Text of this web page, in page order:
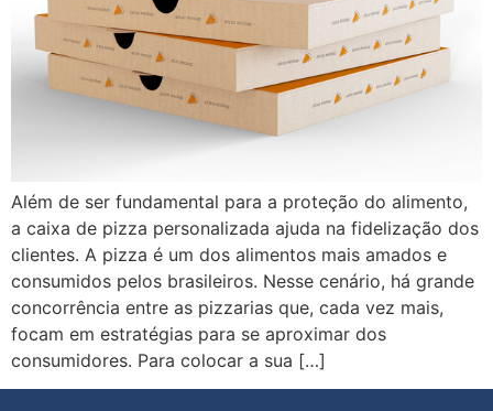
Além de ser fundamental para a proteção do alimento,
a caixa de pizza personalizada ajuda na fidelização dos
clientes. A pizza é um dos alimentos mais amados e
consumidos pelos brasileiros. Nesse cenário, há grande
concorrência entre as pizzarias que, cada vez mais,
focam em estratégias para se aproximar dos
consumidores. Para colocar a sua […]